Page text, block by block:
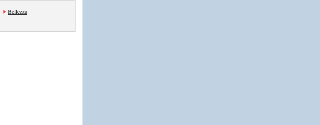
Bellezza